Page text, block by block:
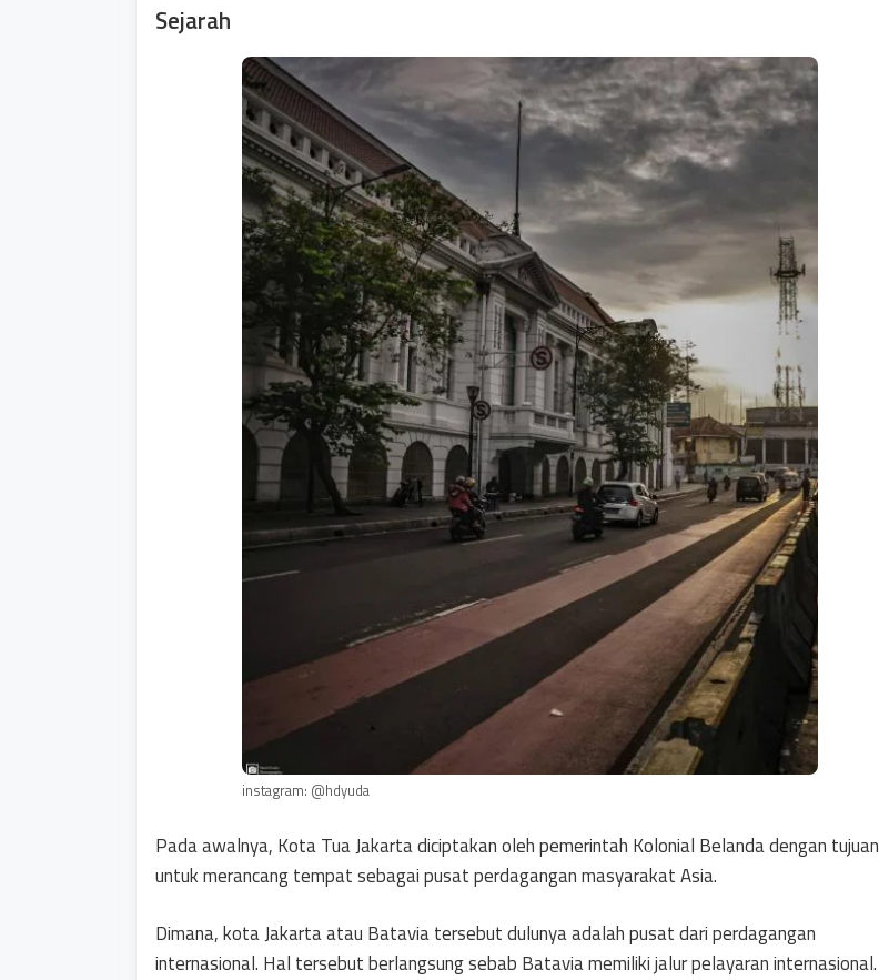
Sejarah
instagram: @hdyuda
Pada awalnya, Kota Tua Jakarta diciptakan oleh pemerintah Kolonial Belanda dengan tujuan
untuk merancang tempat sebagai pusat perdagangan masyarakat Asia.
Dimana, kota Jakarta atau Batavia tersebut dulunya adalah pusat dari perdagangan
internasional. Hal tersebut berlangsung sebab Batavia memiliki jalur pelayaran internasional.